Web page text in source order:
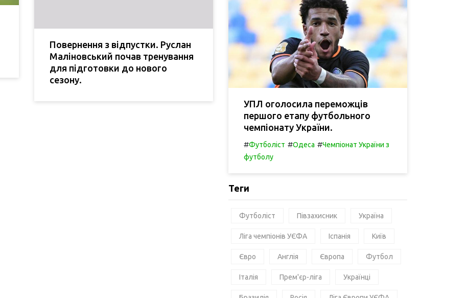
Повернення з відпустки. Руслан
Маліновський почав тренування
для підготовки до нового
сезону.
УПЛ оголосила переможців
першого етапу футбольного
чемпіонату України.
#Футболіст #Одеса #Чемпіонат України з
футболу
Теги
Футболіст Півзахисник Україна
Ліга чемпіонів УЄФА Іспанія Київ
Євро Англія Європа Футбол
Італія Прем'єр-ліга Українці